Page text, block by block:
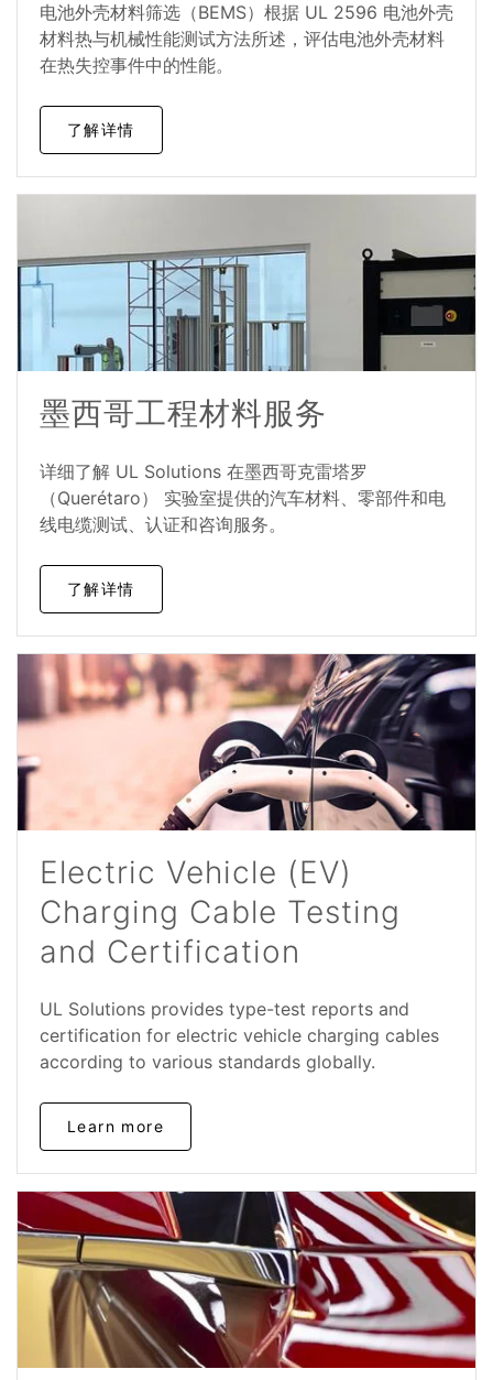
电池外壳材料筛选（BEMS）根据 UL 2596 电池外壳
材料热与机械性能测试方法所述，评估电池外壳材料
在热失控事件中的性能。
了解详情
墨西哥工程材料服务
详细了解 UL Solutions 在墨西哥克雷塔罗
（Querétaro） 实验室提供的汽车材料、零部件和电
线电缆测试、认证和咨询服务。
了解详情
Electric Vehicle (EV)
Charging Cable Testing
and Certification
UL Solutions provides type-test reports and
certification for electric vehicle charging cables
according to various standards globally.
Learn more